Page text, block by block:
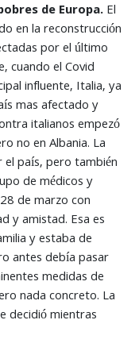
de Europa.El
en la reconstrucción
por el último
cuando el Covid
influente, Italia, ya
mas afectado y
italianos empezó
no en Albania. La
el país, pero también
de médicos y
de marzo con
y amistad. Esa es
y estaba de
antes debía pasar
medidas de
nada concreto. La
decidió mientras